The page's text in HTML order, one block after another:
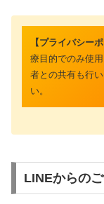
【プライバシーポ
療目的でのみ使
者との共有も行
い。
LINEからの